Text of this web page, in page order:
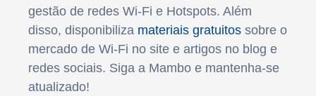
gestão de redes Wi-Fi e Hotspots. Além
disso, disponibiliza materiais gratuitos sobre o
mercado de Wi-Fi no site e artigos no blog e
redes sociais. Siga a Mambo e mantenha-se
atualizado!